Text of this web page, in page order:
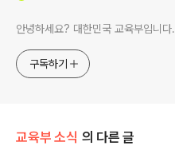
안녕하세요? 대한민국 교육부입니다.
구독하기
교육부 소식 의 다른 글